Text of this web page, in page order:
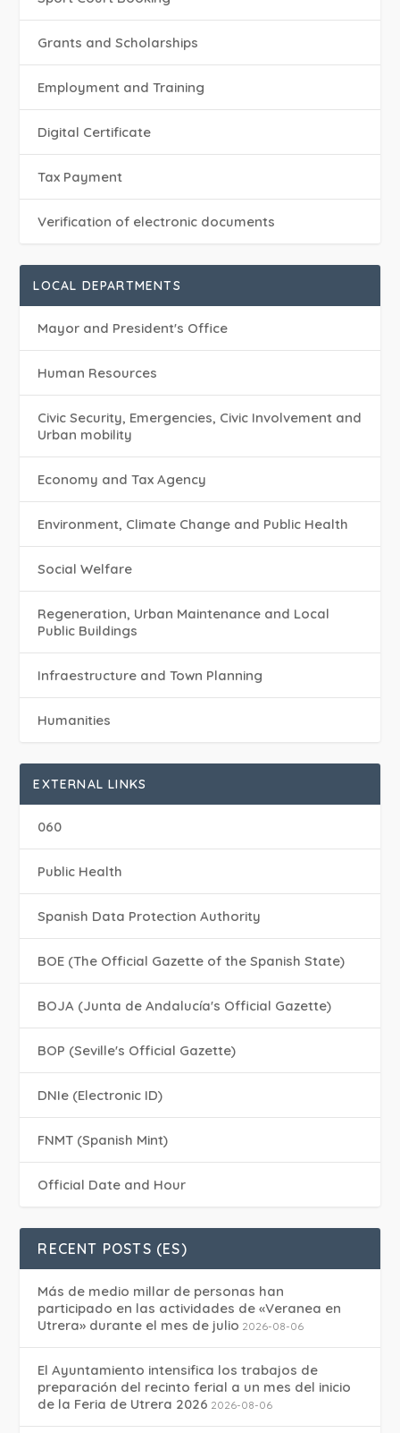
Grants and Scholarships
Employment and Training
Digital Certificate
Tax Payment
Verification of electronic documents
LOCAL DEPARTMENTS
Mayor and President's Office
Human Resources
Civic Security, Emergencies, Civic Involvement and
Urban mobility
Economy and Tax Agency
Environment, Climate Change and Public Health
Social Welfare
Regeneration, Urban Maintenance and Local
Public Buildings
Infraestructure and Town Planning
Humanities
EXTERNAL LINKS
060
Public Health
Spanish Data Protection Authority
BOE (The Official Gazette of the Spanish State)
BOJA (Junta de Andalucía's Official Gazette)
BOP (Seville's Official Gazette)
DNIe (Electronic ID)
FNMT (Spanish Mint)
Official Date and Hour
RECENT POSTS (ES)
Más de medio millar de personas han
participado en las actividades de «Veranea en
Utrera» durante el mes de julio 2026-08-06
El Ayuntamiento intensifica los trabajos de
preparación del recinto ferial a un mes del inicio
de la Feria de Utrera 2026 2026-08-06